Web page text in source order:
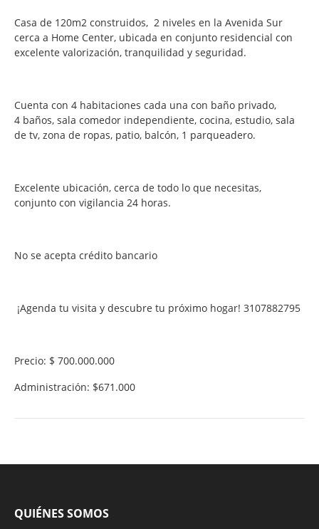
Casa de 120m2 construidos, 2 niveles en la Avenida Sur
cerca a Home Center, ubicada en conjunto residencial con
excelente valorización, tranquilidad y seguridad.
Cuenta con 4 habitaciones cada una con baño privado,
4 baños, sala comedor independiente, cocina, estudio, sala
de tv, zona de ropas, patio, balcón, 1 parqueadero.
Excelente ubicación, cerca de todo lo que necesitas,
conjunto con vigilancia 24 horas.
No se acepta crédito bancario
¡Agenda tu visita y descubre tu próximo hogar! 3107882795
Precio: $ 700.000.000
Administración: $671.000
QUIÉNES SOMOS